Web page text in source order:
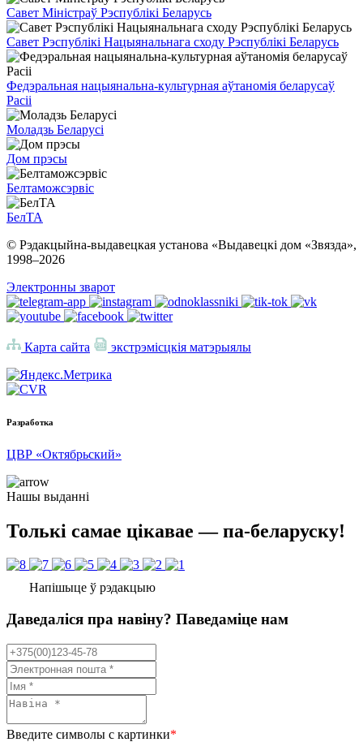
Савет Міністраў Рэспублікі Беларусь
Савет Рэспублікі Нацыянальнага сходу Рэспублікі Беларусь
Федэральная нацыянальна-культурная аўтаномія беларусаў
Расіі
Моладзь Беларусі
Дом прэсы
Белтаможсэрвіс
БелТА
© Рэдакцыйна-выдавецкая установа «Выдавецкі дом «Звязда»,
1998–2026
Электронны зварот
Карта сайта экстрэмісцкія матэрыялы
Разработка
ЦВР «Октябрьский»
Нашы выданні
Толькі самае цікавае — па-беларуску!
Напішыце ў рэдакцыю
Даведаліся пра навіну? Паведаміце нам
Введите символы с картинки*